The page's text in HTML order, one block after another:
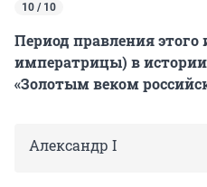
10 / 10
Период правления
императрицы) в
«Золотым веком
Александр I